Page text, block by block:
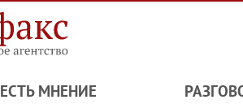
ЕСТЬ МНЕНИЕ